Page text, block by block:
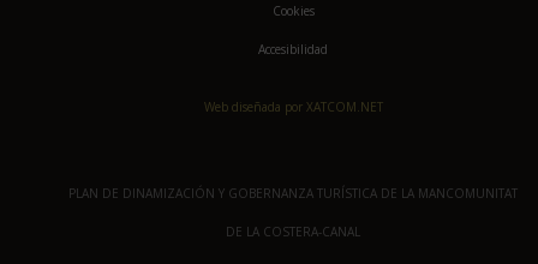
Cookies
Accesibilidad
Web diseñada por XATCOM.NET
PLAN DE DINAMIZACIÓN Y GOBERNANZA TURÍSTICA DE LA MANCOMUNITAT
DE LA COSTERA-CANAL